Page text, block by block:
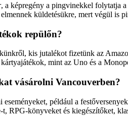
, a képregény a pingvinekkel folytatja
küldetésükre, mert végül is
repülőn?
kis jutalékot fizetünk az
kártyajátékok, mint az Uno és a
vásárolni Vancouverben?
eseményeket, például a
RPG-könyveket és kiegészítőket,